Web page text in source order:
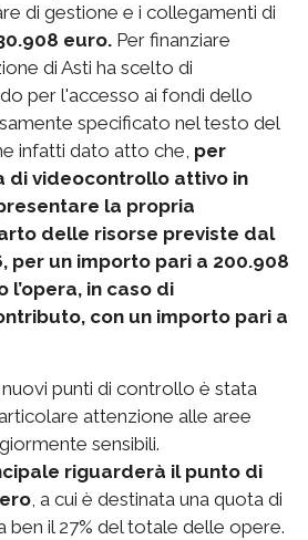
di gestione e i collegamenti di
euro. Per finanziare
di Asti ha scelto di
per l'accesso ai fondi dello
specificato nel testo del
infatti dato atto che, per
di videocontrollo attivo in
la propria
delle risorse previste dal
per un importo pari a 200.908
l’opera, in caso di
con un importo pari a
punti di controllo è stata
attenzione alle aree
sensibili.
riguarderà il punto di
, a cui è destinata una quota di
ben il 27% del totale delle opere.